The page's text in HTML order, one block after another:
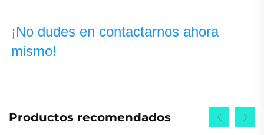
¡No dudes en contactarnos ahora
mismo!
Productos recomendados